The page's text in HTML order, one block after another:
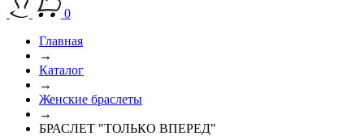
0
Главная
→
Каталог
→
Женские браслеты
→
БРАСЛЕТ "ТОЛЬКО ВПЕРЕД"